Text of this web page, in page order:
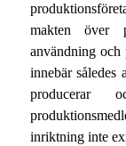
makten över
användning och
innebär således
producerar
inriktning inte